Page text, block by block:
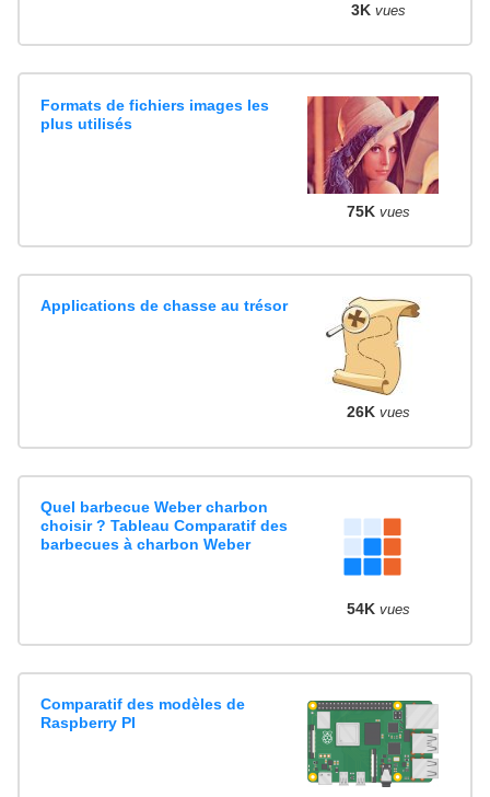
3K vues
Formats de fichiers images les
plus utilisés
75K vues
Applications de chasse au trésor
26K vues
Quel barbecue Weber charbon
choisir ? Tableau Comparatif des
barbecues à charbon Weber
54K vues
Comparatif des modèles de
Raspberry PI